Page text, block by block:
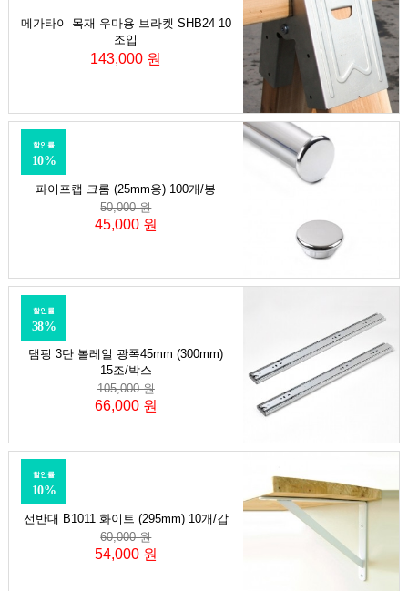
메가타이 목재 우마용 브라켓 SHB24 10
조입
143,000 원
파이프캡 크롬 (25mm용) 100개/봉
할인률
10%
50,000 원
45,000 원
댐핑 3단 볼레일 광폭45mm (300mm)
15조/박스
할인률
38%
105,000 원
66,000 원
선반대 B1011 화이트 (295mm) 10개/갑
할인률
10%
60,000 원
54,000 원